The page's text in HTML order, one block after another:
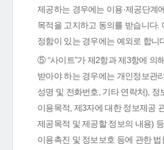
제공하는 경우에는 이용·제공단계
목적을 고지하고 동의를 받습니다.
정함이 있는 경우에는 예외로 합니
⑤ “사이트”가 제2항과 제3항에 의
받아야 하는 경우에는 개인정보관
성명 및 전화번호, 기타 연락처), 정
이용목적, 제3자에 대한 정보제공
제공목적 및 제공할 정보의 내용)
이용촉진 및 정보보호 등에 관한